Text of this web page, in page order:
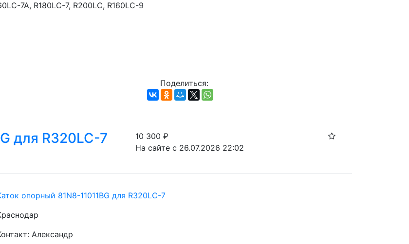
7A, R180LC-7, R200LC, R160LC-9
Поделиться:
для R320LC-7 10 300 ₽
На сайте с 26.07.2026 22:02
опорный 81N8-11011BG для R320LC-7
Александр